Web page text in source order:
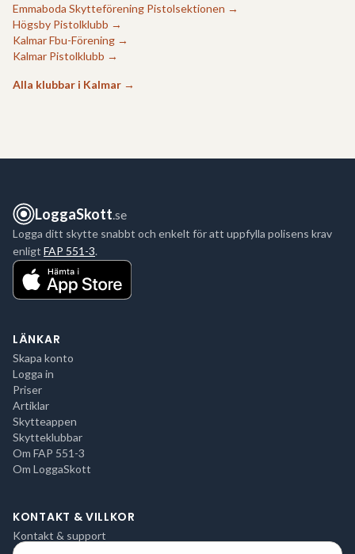
Emmaboda Skytteförening Pistolsektionen →
Högsby Pistolklubb →
Kalmar Fbu-Förening →
Kalmar Pistolklubb →
Alla klubbar i Kalmar →
LoggaSkott.se
Logga ditt skytte snabbt och enkelt för att uppfylla polisens krav
enligt FAP 551-3.
LÄNKAR
Skapa konto
Logga in
Priser
Artiklar
Skytteappen
Skytteklubbar
Om FAP 551-3
Om LoggaSkott
KONTAKT & VILLKOR
Kontakt & support
Integritetspolicy